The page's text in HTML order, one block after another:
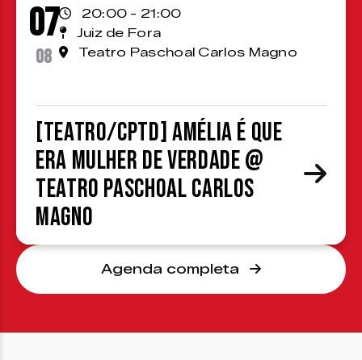
07
08
20:00 - 21:00
Juiz de Fora
Teatro Paschoal Carlos Magno
[TEATRO/CPTD] Amélia é que
era mulher de verdade @
Teatro Paschoal Carlos
Magno
Agenda completa